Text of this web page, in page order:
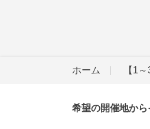
ホーム 【1
希望の開催地か